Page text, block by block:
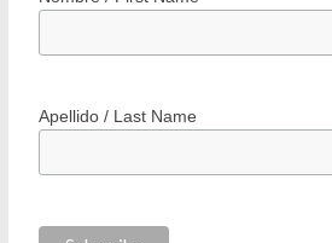
Apellido / Last Name